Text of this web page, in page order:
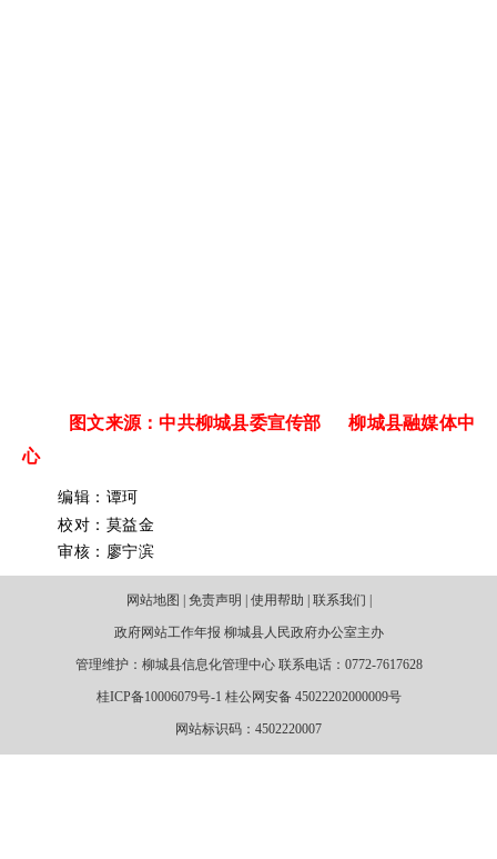
图文来源：中共柳城县委宣传部 柳城县融媒体中
心
编辑：谭珂
校对：莫益金
审核：廖宁滨
网站地图 | 免责声明 | 使用帮助 | 联系我们 |
政府网站工作年报 柳城县人民政府办公室主办
管理维护：柳城县信息化管理中心 联系电话：0772-7617628
桂ICP备10006079号-1 桂公网安备 45022202000009号
网站标识码：4502220007